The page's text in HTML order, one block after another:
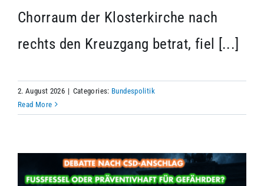
Chorraum der Klosterkirche nach
rechts den Kreuzgang betrat, fiel [...]
2. August 2026 | Categories: Bundespolitik
Read More